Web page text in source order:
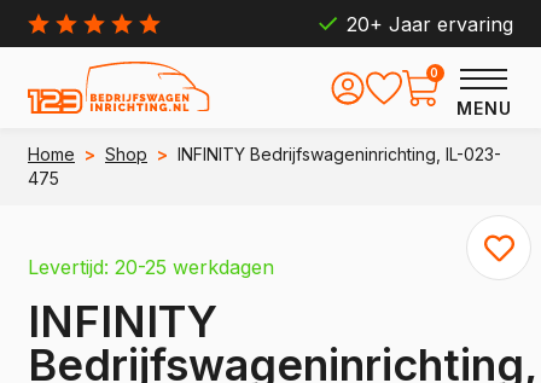
20+ Jaar ervaring
MENU
0
Home > Shop > INFINITY Bedrijfswageninrichting, IL-023-
475
Levertijd: 20-25 werkdagen
INFINITY
Bedrijfswageninrichting,